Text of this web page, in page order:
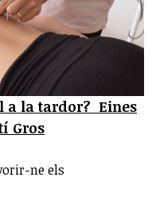
a la tardor? Eines
Gros
ne els